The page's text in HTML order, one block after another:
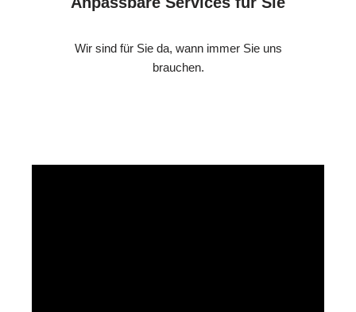
Wir sind für Sie da, wann immer Sie uns
brauchen.